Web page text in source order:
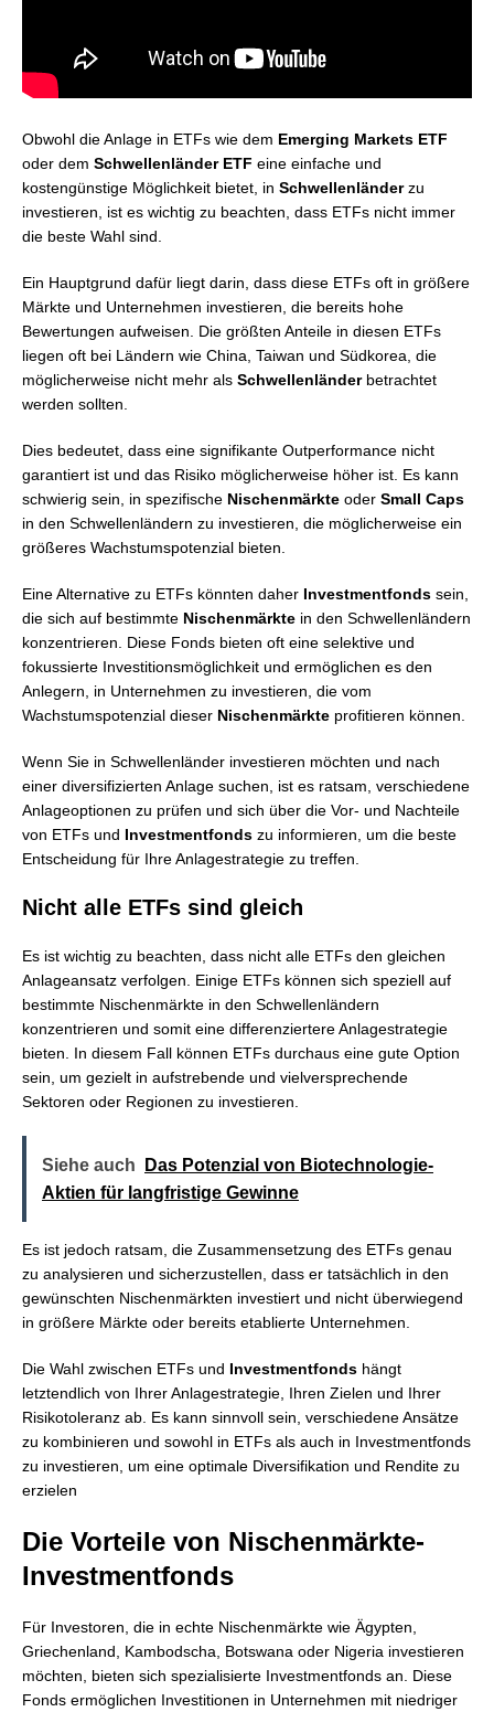
Obwohl die Anlage in ETFs wie dem Emerging Markets ETF
oder dem Schwellenländer ETF eine einfache und
kostengünstige Möglichkeit bietet, in Schwellenländerzu
investieren, ist es wichtig zu beachten, dass ETFs nicht immer
die beste Wahl sind.
Ein Hauptgrund dafür liegt darin, dass diese ETFs oft in größere
Märkte und Unternehmen investieren, die bereits hohe
Bewertungen aufweisen. Die größten Anteile in diesen ETFs
liegen oft bei Ländern wie China, Taiwan und Südkorea, die
möglicherweise nicht mehr als Schwellenländerbetrachtet
werden sollten.
Dies bedeutet, dass eine signifikante Outperformance nicht
garantiert ist und das Risiko möglicherweise höher ist. Es kann
schwierig sein, in spezifische Nischenmärkte oder Small Caps
in den Schwellenländern zu investieren, die möglicherweise ein
größeres Wachstumspotenzial bieten.
Eine Alternative zu ETFs könnten daher Investmentfonds sein,
die sich auf bestimmte Nischenmärkte in den Schwellenländern
konzentrieren. Diese Fonds bieten oft eine selektive und
fokussierte Investitionsmöglichkeit und ermöglichen es den
Anlegern, in Unternehmen zu investieren, die vom
Wachstumspotenzial dieser Nischenmärkte profitieren können.
Wenn Sie in Schwellenländer investieren möchten und nach
einer diversifizierten Anlage suchen, ist es ratsam, verschiedene
Anlageoptionen zu prüfen und sich über die Vor- und Nachteile
von ETFs und Investmentfonds zu informieren, um die beste
Entscheidung für Ihre Anlagestrategie zu treffen.
Nicht alle ETFs sind gleich
Es ist wichtig zu beachten, dass nicht alle ETFs den gleichen
Anlageansatz verfolgen. Einige ETFs können sich speziell auf
bestimmte Nischenmärkte in den Schwellenländern
konzentrieren und somit eine differenziertere Anlagestrategie
bieten. In diesem Fall können ETFs durchaus eine gute Option
sein, um gezielt in aufstrebende und vielversprechende
Sektoren oder Regionen zu investieren.
Siehe auch
Das Potenzial von Biotechnologie-
Aktien für langfristige Gewinne
Es ist jedoch ratsam, die Zusammensetzung des ETFs genau
zu analysieren und sicherzustellen, dass er tatsächlich in den
gewünschten Nischenmärkten investiert und nicht überwiegend
in größere Märkte oder bereits etablierte Unternehmen.
Die Wahl zwischen ETFs und Investmentfonds hängt
letztendlich von Ihrer Anlagestrategie, Ihren Zielen und Ihrer
Risikotoleranz ab. Es kann sinnvoll sein, verschiedene Ansätze
zu kombinieren und sowohl in ETFs als auch in Investmentfonds
zu investieren, um eine optimale Diversifikation und Rendite zu
erzielen
Die Vorteile von Nischenmärkte-
Investmentfonds
Für Investoren, die in echte Nischenmärkte wie Ägypten,
Griechenland, Kambodscha, Botswana oder Nigeria investieren
möchten, bieten sich spezialisierte Investmentfonds an. Diese
Fonds ermöglichen Investitionen in Unternehmen mit niedriger